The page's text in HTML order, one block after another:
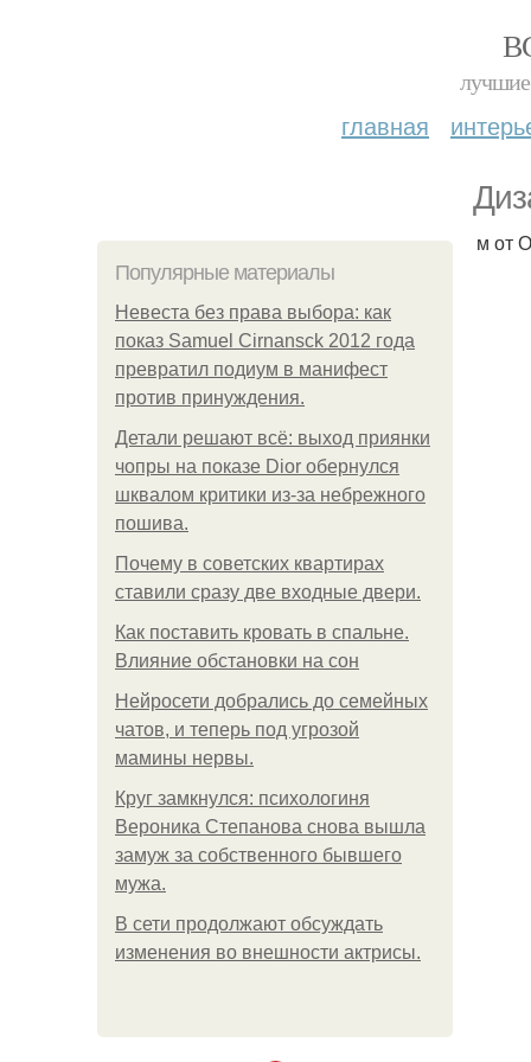
лучшие
главная
Популярные материалы
Невеста без права выбора: как
показ Samuel Cirnansck 2012 года
превратил подиум в манифест
против принуждения.
Детали решают всё: выход приянки
чопры на показе Dior обернулся
шквалом критики из-за небрежного
пошива.
Почему в советских квартирах
ставили сразу две входные двери.
Как поставить кровать в спальне.
Влияние обстановки на сон
Нейросети добрались до семейных
чатов, и теперь под угрозой
мамины нервы.
Круг замкнулся: психологиня
Вероника Степанова снова вышла
замуж за собственного бывшего
мужа.
В сети продолжают обсуждать
изменения во внешности актрисы.
м от